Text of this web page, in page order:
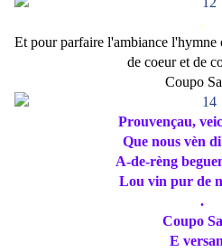
.
Et pour parfaire l'ambiance l'hymne
de coeur et de
Coupo
Prouvençau,
Que nous vèn
A-de-rèng
Lou vin pur de
.
Coupo
E